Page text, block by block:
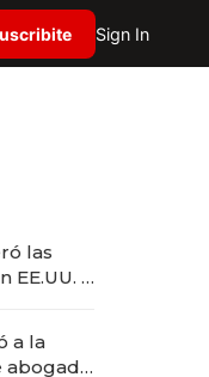
Sign In
las
EE.UU. y
a la
abogado